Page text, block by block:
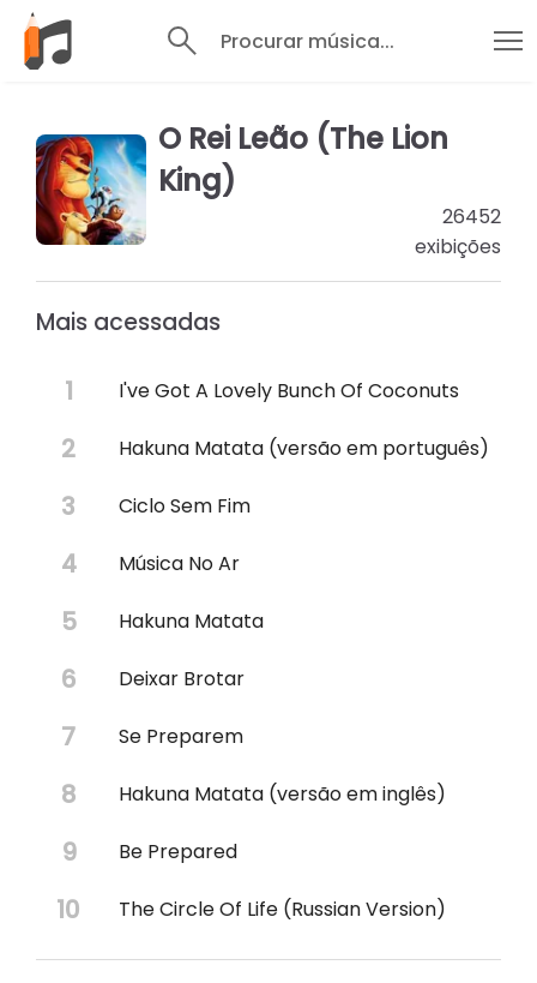
Procurar música...
O Rei Leão (The Lion
King)
26452
exibições
Mais acessadas
I've Got A Lovely Bunch Of Coconuts
Hakuna Matata (versão em português)
Ciclo Sem Fim
Música No Ar
Hakuna Matata
Deixar Brotar
Se Preparem
Hakuna Matata (versão em inglês)
Be Prepared
The Circle Of Life (Russian Version)